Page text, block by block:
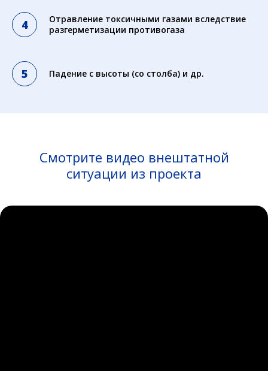
Отравление токсичными газами вследствие
разгерметизации противогаза
Падение с высоты (со столба) и др.
Смотрите видео внештатной
ситуации из проекта